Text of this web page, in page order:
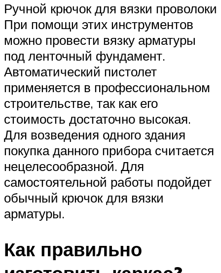
Ручной крючок для вязки проволоки
При помощи этих инструментов
можно провести вязку арматуры
под ленточный фундамент.
Автоматический пистолет
применяется в профессиональном
строительстве, так как его
стоимость достаточно высокая.
Для возведения одного здания
покупка данного прибора считается
нецелесообразной. Для
самостоятельной работы подойдет
обычный крючок для вязки
арматуры.
Как правильно